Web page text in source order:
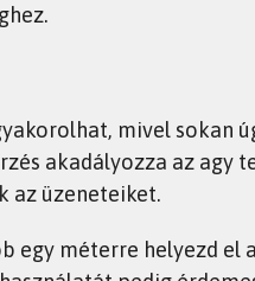
mivel sokan
akadályozza az agy
az üzeneteiket.
egy méterre helyezd el